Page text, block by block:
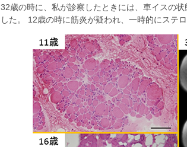
32歳の時に、私が診察したときには、車イスの
した。 12歳の時に筋炎が疑われ、一時的にステ